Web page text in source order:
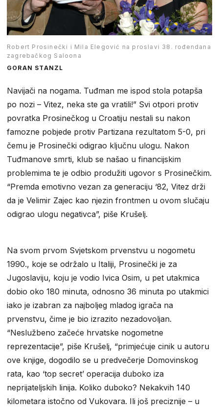
Robert Prosinečki i Mila Elegović na proslavi 38. rođendana
zagrebačkog Saloona
GORAN STANZL
Navijači na nogama. Tuđman me ispod stola potapša
po nozi – Vitez, neka ste ga vratili!” Svi otpori protiv
povratka Prosinečkog u Croatiju nestali su nakon
famozne pobjede protiv Partizana rezultatom 5-0, pri
čemu je Prosinečki odigrao ključnu ulogu. Nakon
Tuđmanove smrti, klub se našao u financijskim
problemima te je odbio produžiti ugovor s Prosinečkim.
“Premda emotivno vezan za generaciju ‘82, Vitez drži
da je Velimir Zajec kao njezin frontmen u ovom slučaju
odigrao ulogu negativca”, piše Krušelj.
Na svom prvom Svjetskom prvenstvu u nogometu
1990., koje se održalo u Italiji, Prosinečki je za
Jugoslaviju, koju je vodio Ivica Osim, u pet utakmica
dobio oko 180 minuta, odnosno 36 minuta po utakmici
iako je izabran za najboljeg mladog igrača na
prvenstvu, čime je bio izrazito nezadovoljan.
“Neslužbeno začeće hrvatske nogometne
reprezentacije”, piše Krušelj, “primjećuje cinik u autoru
ove knjige, dogodilo se u predvečerje Domovinskog
rata, kao ‘top secret’ operacija duboko iza
neprijateljskih linija. Koliko duboko? Nekakvih 140
kilometara istočno od Vukovara. Ili još preciznije – u